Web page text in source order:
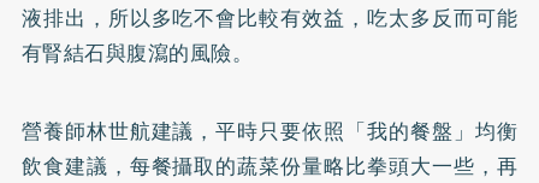
液排出，所以多吃不會比較有效益，吃太多反而可能
有腎結石與腹瀉的風險。
營養師林世航建議，平時只要依照「我的餐盤」均衡
飲食建議，每餐攝取的蔬菜份量略比拳頭大一些，再